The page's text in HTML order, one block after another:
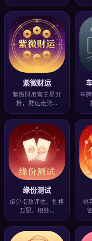
紫微财运
紫微财帛宫主星分
析，财运走势…
车
缘份测试
缘分指数评估、性格
匹配、相处…
桃